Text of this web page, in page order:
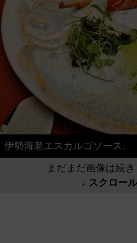
伊勢海老エスカルゴソース。
まだまだ画像は続
↓ スクロー